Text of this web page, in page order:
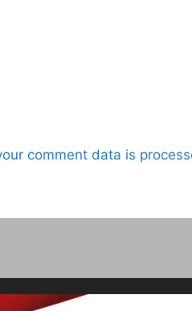
comment data is